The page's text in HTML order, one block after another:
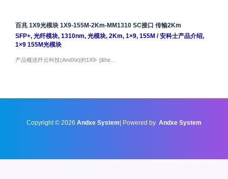
百兆 1X9光模块 1X9-155M-2Km-MM1310 SC接口 传输2Km
SFP+, 光纤模块, 1310nm, 光模块, 2Km, 1×9, 155M /安科士产品介绍,
1×9 155M光模块
产品概述纤云科技(AndXe)的1X9- [&he…
Copyright © 2026 Andxe System | Powered by Andxe System